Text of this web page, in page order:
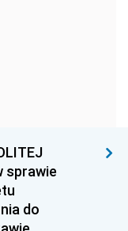
1937
sprawie
do